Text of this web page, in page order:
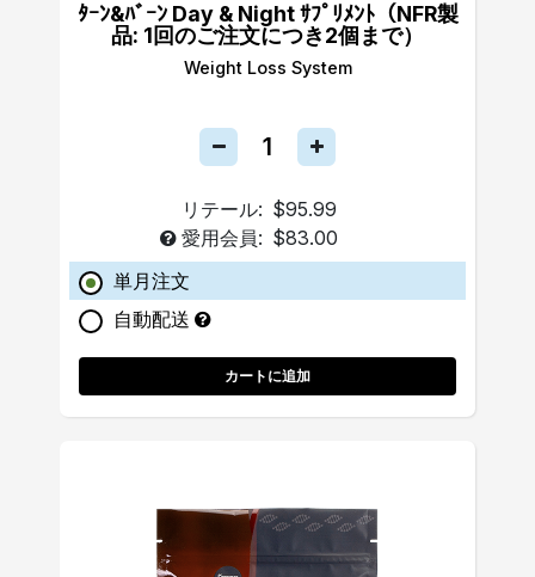
ﾀｰﾝ&ﾊﾞｰﾝ Day & Night ｻﾌﾟﾘﾒﾝﾄ（NFR製
品: 1回のご注文につき2個まで）
Weight Loss System
リテール: $95.99
愛用会員: $83.00
単月注文
自動配送
カートに追加